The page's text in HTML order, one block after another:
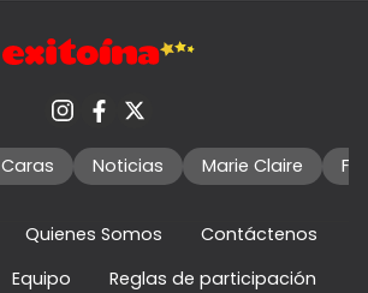
Caras Noticias Marie Claire
Quienes Somos
Contáctenos
Equipo
Reglas de participación